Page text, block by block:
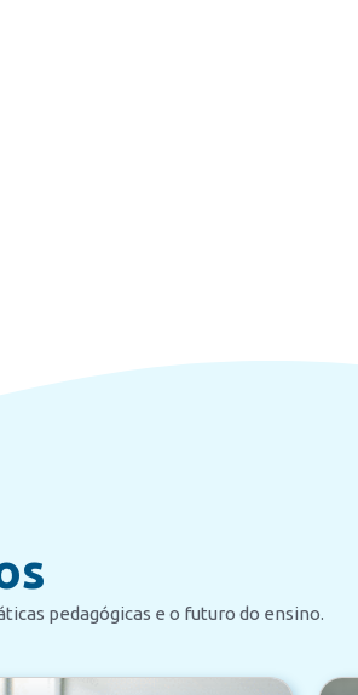
pedagógicas e o futuro do ensino.